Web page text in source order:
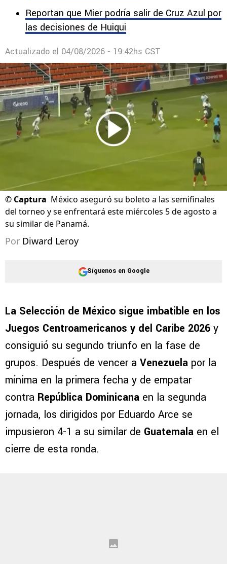
Reportan que Mier podría salir de Cruz Azul por
las decisiones de Huiqui
Actualizado el 04/08/2026 - 19:42hs CST
© Captura México aseguró su boleto a las semifinales
del torneo y se enfrentará este miércoles 5 de agosto a
su similar de Panamá.
Por Diward Leroy
Síguenos en Google
La Selección de México sigue imbatible en los
Juegos Centroamericanos y del Caribe 2026 y
consiguió su segundo triunfo en la fase de
grupos. Después de vencer a Venezuela por la
mínima en la primera fecha y de empatar
contra República Dominicana en la segunda
jornada, los dirigidos por Eduardo Arce se
impusieron 4-1 a su similar de Guatemala en el
cierre de esta ronda.